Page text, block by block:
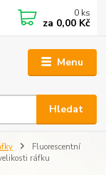
Menu
Hledat
0 ks
za 0,00 Kč
Fluorescentní
ráfku